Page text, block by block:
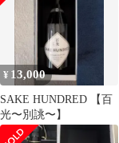
¥ 13,000
SAKE HUNDRED 【百
光〜別誂〜】